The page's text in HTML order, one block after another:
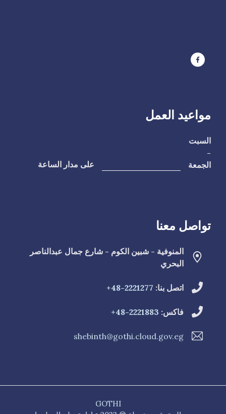
مواعيد العمل
السبت
-
الجمعة
على مدار الساعة
تواصل معنا
المنوفية - شبين الكوم - شارع جمال عبدالناصر
البحري
اتصل بنا: 2221277-48+
فاكس: 2221883-48+
shebinth@gothi.cloud.gov.eg
GOTHI